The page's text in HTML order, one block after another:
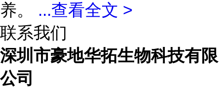
养。 ...查看全文 >
联系我们
深圳市豪地华拓生物科技有限
公司